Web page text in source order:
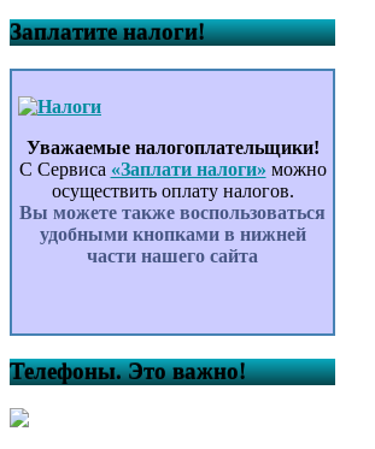
Заплатите налоги!
Уважаемые налогоплательщики!
С Сервиса «Заплати налоги» можно
осуществить оплату налогов.
Вы можете также воспользоваться
удобными кнопками в нижней
части нашего сайта
Телефоны. Это важно!